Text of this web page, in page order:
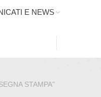
E NEWS
STAMPA"